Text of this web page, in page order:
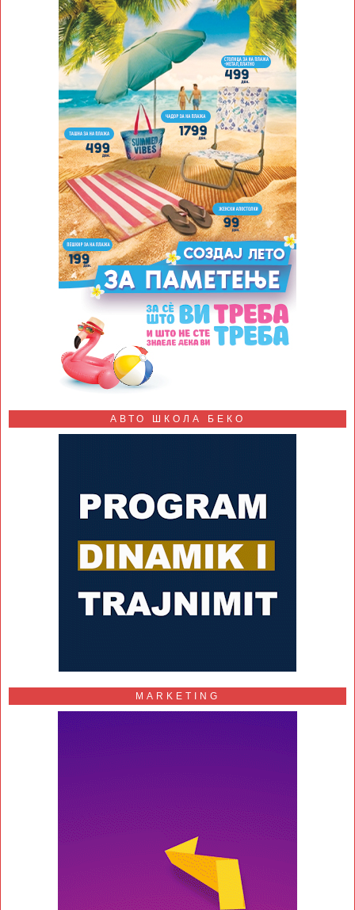
АВТО ШКОЛА БЕКО
MARKETING